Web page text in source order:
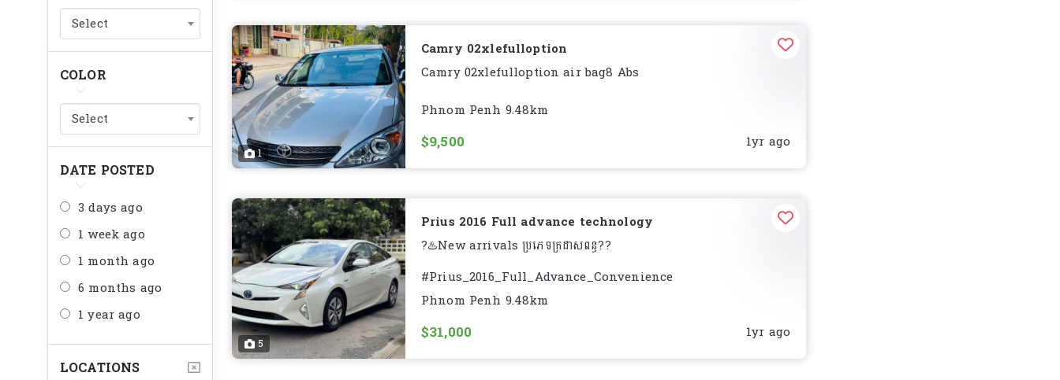
Select
COLOR
Select
DATE POSTED
3 days ago
1 week ago
1 month ago
6 months ago
1 year ago
LOCATIONS
1
Camry 02xlefulloption
Camry 02xlefulloption air bag8 Abs
Phnom Penh 9.48km
$9,500 1yr ago
5
Prius 2016 Full advance technology
?♨️New arrivals ប្រភេទក្រដាសពន្ធ??
#Prius_2016_Full_Advance_Convenience
ឡានDealer ថ្នាំហ្សុិន១ជុំ⛽️ 4.8L/100km in city ?.
______//__________
Phnom Penh 9.48km
$31,000 1yr ago